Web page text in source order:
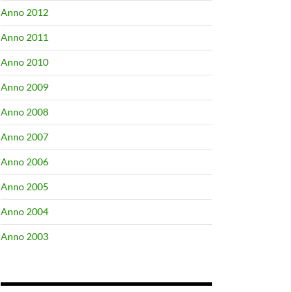
Anno 2012
Anno 2011
Anno 2010
Anno 2009
Anno 2008
Anno 2007
Anno 2006
Anno 2005
Anno 2004
Anno 2003